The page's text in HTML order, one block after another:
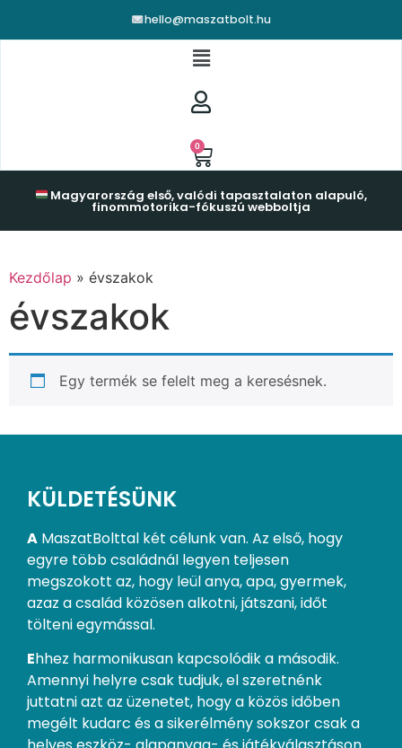
hello@maszatbolt.hu
0
Magyarország első, valódi tapasztalaton alapuló,
finommotorika-fókuszú webboltja
Kezdőlap » évszakok
évszakok
Egy termék se felelt meg a keresésnek.
KÜLDETÉSÜNK
A MaszatBolttal két célunk van. Az első, hogy
egyre több családnál legyen teljesen
megszokott az, hogy leül anya, apa, gyermek,
azaz a család közösen alkotni, játszani, időt
tölteni egymással.
Ehhez harmonikusan kapcsolódik a második.
Amennyi helyre csak tudjuk, el szeretnénk
juttatni azt az üzenetet, hogy a közös időben
megélt kudarc és a sikerélmény sokszor csak a